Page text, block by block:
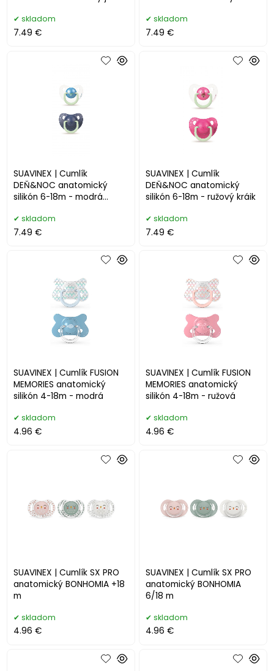
skladom
7.49 €
skladom
7.49 €
SUAVINEX | Cumlík
DEŇ&NOC anatomický
silikón 6-18m - modrá
skladom
7.49 €
SUAVINEX | Cumlík
DEŇ&NOC anatomický
silikón 6-18m - ružový kráik
skladom
7.49 €
SUAVINEX | Cumlík FUSION
MEMORIES anatomický
silikón 4-18m - modrá
skladom
4.96 €
SUAVINEX | Cumlík FUSION
MEMORIES anatomický
silikón 4-18m - ružová
skladom
4.96 €
SUAVINEX | Cumlík SX PRO
anatomický BONHOMIA +18
m
skladom
4.96 €
SUAVINEX | Cumlík SX PRO
anatomický BONHOMIA
6/18 m
skladom
4.96 €